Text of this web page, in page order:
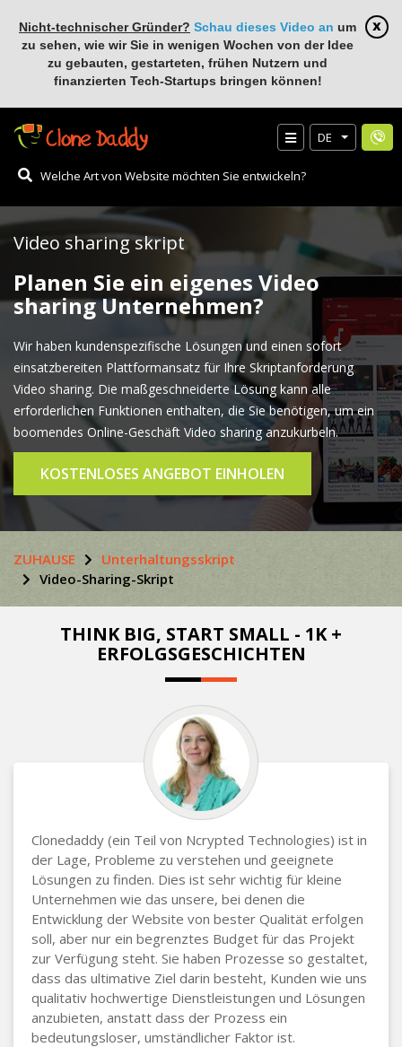
Nicht-technischer Gründer? Schau dieses Video an um
zu sehen, wie wir Sie in wenigen Wochen von der Idee
zu gebauten, gestarteten, frühen Nutzern und
finanzierten Tech-Startups bringen können!
DE
Video sharing skript
Planen Sie ein eigenes Video
sharing Unternehmen?
Wir haben kundenspezifische Lösungen und einen sofort
einsatzbereiten Plattformansatz für Ihre Skriptanforderung
Video sharing. Die maßgeschneiderte Lösung kann alle
erforderlichen Funktionen enthalten, die Sie benötigen, um ein
boomendes Online-Geschäft Video sharing anzukurbeln.
KOSTENLOSES ANGEBOT EINHOLEN
ZUHAUSE
Unterhaltungsskript
Video-Sharing-Skript
THINK BIG, START SMALL - 1K +
ERFOLGSGESCHICHTEN
Clonedaddy (ein Teil von Ncrypted Technologies) ist in
der Lage, Probleme zu verstehen und geeignete
Lösungen zu finden. Dies ist sehr wichtig für kleine
Unternehmen wie das unsere, bei denen die
Entwicklung der Website von bester Qualität erfolgen
soll, aber nur ein begrenztes Budget für das Projekt
zur Verfügung steht. Sie haben Prozesse so gestaltet,
dass das ultimative Ziel darin besteht, Kunden wie uns
qualitativ hochwertige Dienstleistungen und Lösungen
anzubieten, anstatt dass der Prozess ein
bedeutungsloser, umständlicher Faktor ist.